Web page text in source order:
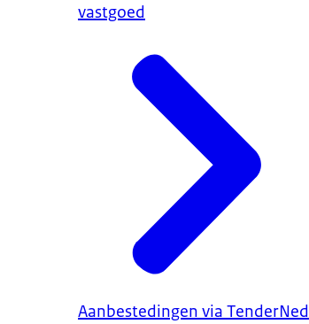
vastgoed
Aanbestedingen via TenderNed